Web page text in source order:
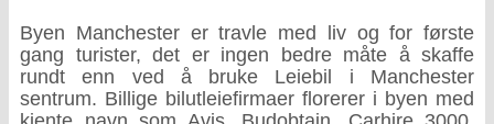
Byen Manchester er travle med liv og for første
gang turister, det er ingen bedre måte å skaffe
rundt enn ved å bruke Leiebil i Manchester
sentrum. Billige bilutleiefirmaer florerer i byen med